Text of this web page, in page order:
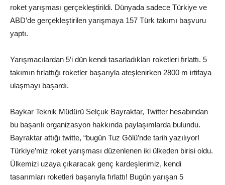
roket yarışması gerçekleştirildi. Dünyada sadece Türkiye ve
ABD’de gerçekleştirilen yarışmaya 157 Türk takımı başvuru
yaptı.
Yarışmacılardan 5’i dün kendi tasarladıkları roketleri fırlattı. 5
takımın fırlattığı roketler başarıyla ateşlenirken 2800 m irtifaya
ulaşmayı başardı.
Baykar Teknik Müdürü Selçuk Bayraktar, Twitter hesabından
bu başarılı organizasyon hakkında paylaşımlarda bulundu.
Bayraktar attığı twitte, “bugün Tuz Gölü’nde tarih yazılıyor!
Türkiye’miz roket yarışması düzenlenen iki ülkeden birisi oldu.
Ülkemizi uzaya çıkaracak genç kardeşlerimiz, kendi
tasarımları roketleri başarıyla fırlattı! Bugün yarışan 5